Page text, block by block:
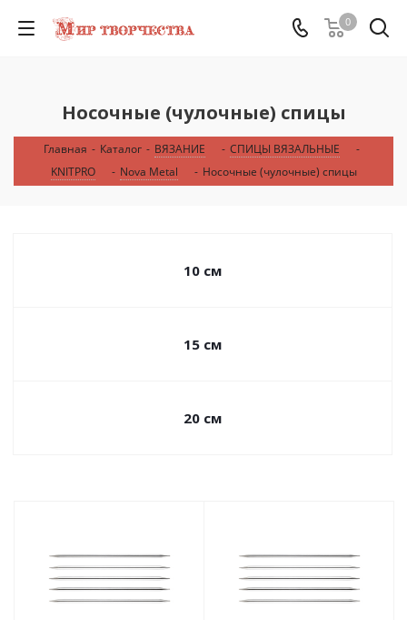
0
Носочные (чулочные) спицы
Главная - Каталог - ВЯЗАНИЕ - СПИЦЫ ВЯЗАЛЬНЫЕ
-
KNITPRO
- Nova Metal - Носочные (чулочные) спицы
10 см
15 см
20 см